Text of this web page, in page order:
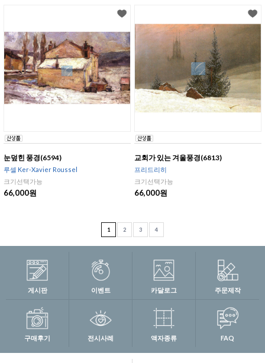
눈덮힌 풍경(6594)
루셀 Ker-Xavier Roussel
크기선택가능
66,000원
교회가 있는 겨울풍경(6813)
프리드리히
크기선택가능
66,000원
1 2 3 4
게시판 이벤트 카달로그 주문제작
구매후기 전시사례 액자종류 FAQ